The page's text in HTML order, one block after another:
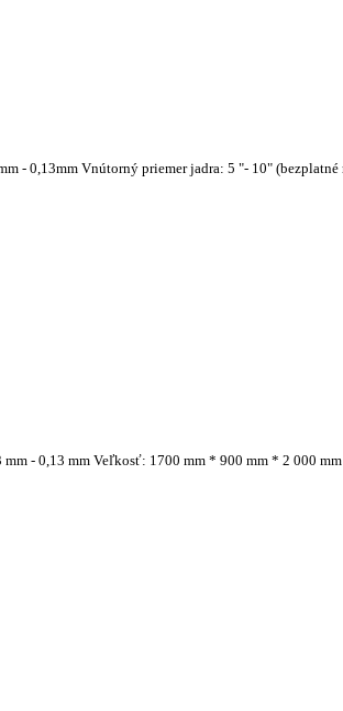
- 0,13mm Vnútorný priemer jadra: 5 "- 10"
- 0,13 mm Veľkosť: 1700 mm * 900 mm * 2 000